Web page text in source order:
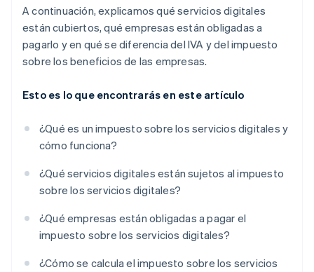
A continuación, explicamos qué servicios digitales
están cubiertos, qué empresas están obligadas a
pagarlo y en qué se diferencia del IVA y del impuesto
sobre los beneficios de las empresas.
Esto es lo que encontrarás en este artículo
¿Qué es un impuesto sobre los servicios digitales y
cómo funciona?
¿Qué servicios digitales están sujetos al impuesto
sobre los servicios digitales?
¿Qué empresas están obligadas a pagar el
impuesto sobre los servicios digitales?
¿Cómo se calcula el impuesto sobre los servicios